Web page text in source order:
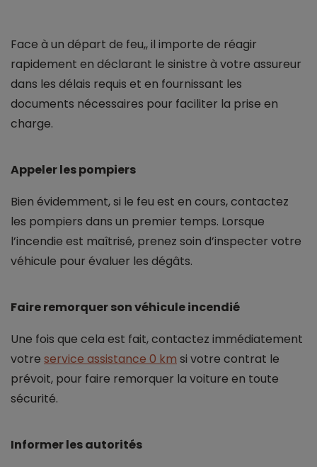
Face à un départ de feu,, il importe de réagir
rapidement en déclarant le sinistre à votre assureur
dans les délais requis et en fournissant les
documents nécessaires pour faciliter la prise en
charge.
Appeler les pompiers
Bien évidemment, si le feu est en cours, contactez
les pompiers dans un premier temps. Lorsque
l’incendie est maîtrisé, prenez soin d’inspecter votre
véhicule pour évaluer les dégâts.
Faire remorquer son véhicule incendié
Une fois que cela est fait, contactez immédiatement
votre service assistance 0 km si votre contrat le
prévoit, pour faire remorquer la voiture en toute
sécurité.
Informer les autorités